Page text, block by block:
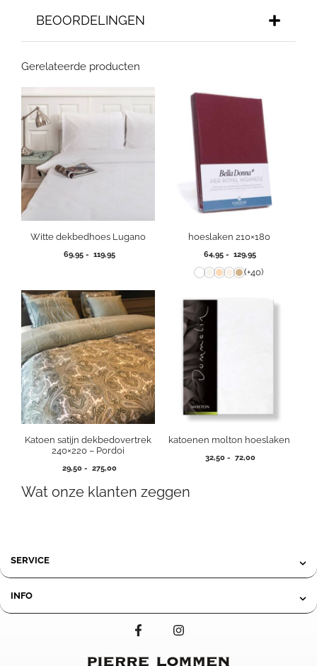
BEOORDELINGEN
Gerelateerde producten
Witte dekbedhoes Lugano
69,95 - 119,95Prijsklasse:
hoeslaken 210×180
64,95 - 129,95Prijsklasse:
tot
(+40)
Katoen satijn dekbedovertrek
240×220 – Pordoi
29,50 - 275,00Prijsklasse:
tot
katoenen molton hoeslaken
32,50 - 72,00Prijsklasse:
Wat onze klanten zeggen
SERVICE
INFO